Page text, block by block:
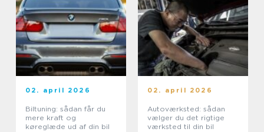
02. april 2026
Biltuning: sådan får du
mere kraft og
køreglæde ud af din bil
02. april 2026
Autoværksted: sådan
vælger du det rigtige
værksted til din bil